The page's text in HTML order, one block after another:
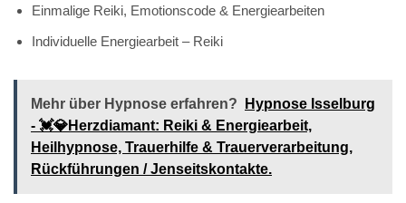
Einmalige Reiki, Emotionscode & Energiearbeiten
Individuelle Energiearbeit – Reiki
Mehr über Hypnose erfahren?
Hypnose Isselburg
- 💓️💎Herzdiamant: Reiki & Energiearbeit,
Heilhypnose, Trauerhilfe & Trauerverarbeitung,
Rückführungen / Jenseitskontakte.